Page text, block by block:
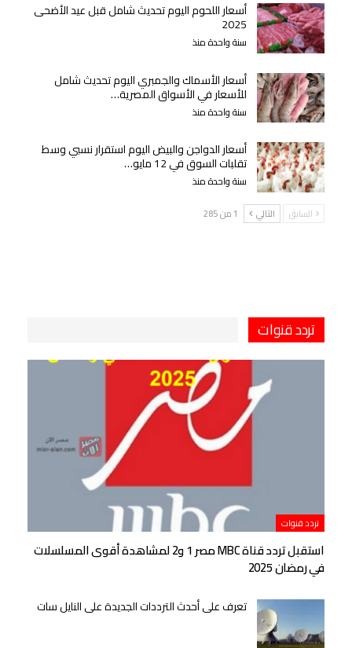
أسعار اللحوم اليوم تحديث شامل قبل عيد الأضحى
2025
سنة واحدة منذ
أسعار الأسماك والجمبري اليوم تحديث شامل
للأسعار في الأسواق المصرية…
سنة واحدة منذ
أسعار الدواجن والبيض اليوم استقرار نسبي وسط
تقلبات السوق في 12 مايو…
سنة واحدة منذ
السابق التالي 1 من 285
تردد قنوات
تردد قنوات
استقبل تردد قناة MBC مصر 1 و2 لمشاهدة أقوى المسلسلات
في رمضان 2025
تعرف على أحدث الترددات الجديدة على النايل سات